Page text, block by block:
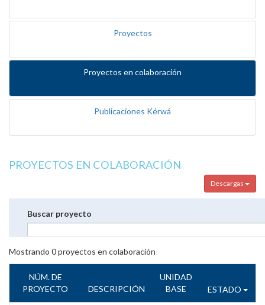
Proyectos
Proyectos en colaboración
Publicaciones Kérwá
PROYECTOS EN COLABORACIÓN
Descargas
Buscar proyecto
Mostrando 0proyectos en colaboración
NÚM. DE
PROYECTO
DESCRIPCIÓN
UNIDAD
BASE
ESTADO